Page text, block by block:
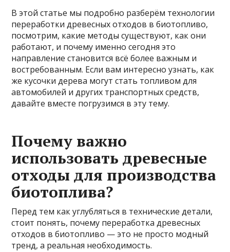
В этой статье мы подробно разберём технологии
переработки древесных отходов в биотопливо,
посмотрим, какие методы существуют, как они
работают, и почему именно сегодня это
направление становится всё более важным и
востребованным. Если вам интересно узнать, как
же кусочки дерева могут стать топливом для
автомобилей и других транспортных средств,
давайте вместе погрузимся в эту тему.
Почему важно
использовать древесные
отходы для производства
биотоплива?
Перед тем как углубляться в технические детали,
стоит понять, почему переработка древесных
отходов в биотопливо — это не просто модный
тренд, а реальная необходимость.